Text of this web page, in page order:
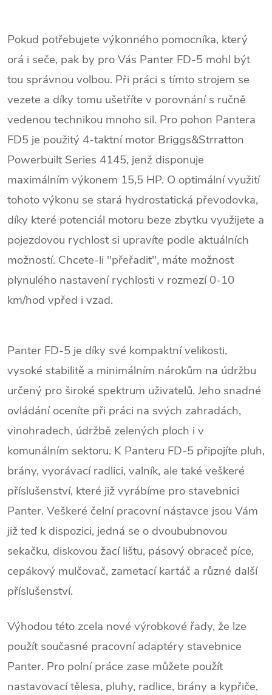
Pokud potřebujete výkonného pomocníka, který
orá i seče, pak by pro Vás Panter FD-5 mohl být
tou správnou volbou. Při práci s tímto strojem se
vezete a díky tomu ušetříte v porovnání s ručně
vedenou technikou mnoho sil. Pro pohon Pantera
FD5 je použitý 4-taktní motor Briggs&Strratton
Powerbuilt Series 4145, jenž disponuje
maximálním výkonem 15,5 HP. O optimální využití
tohoto výkonu se stará hydrostatická převodovka,
díky které potenciál motoru beze zbytku využijete a
pojezdovou rychlost si upravíte podle aktuálních
možností. Chcete-li "přeřadit", máte možnost
plynulého nastavení rychlosti v rozmezí 0-10
km/hod vpřed i vzad.
Panter FD-5 je díky své kompaktní velikosti,
vysoké stabilitě a minimálním nárokům na údržbu
určený pro široké spektrum uživatelů. Jeho snadné
ovládání oceníte při práci na svých zahradách,
vinohradech, údržbě zelených ploch i v
komunálním sektoru. K Panteru FD-5 připojíte pluh,
brány, vyorávací radlici, valník, ale také veškeré
příslušenství, které již vyrábíme pro stavebnici
Panter. Veškeré čelní pracovní nástavce jsou Vám
již teď k dispozici, jedná se o dvoububnovou
sekačku, diskovou žací lištu, pásový obraceč píce,
cepákový mulčovač, zametací kartáč a různé další
příslušenství.
Výhodou této zcela nové výrobkové řady, že lze
použít současné pracovní adaptéry stavebnice
Panter. Pro polní práce zase můžete použít
nastavovací tělesa, pluhy, radlice, brány a kypřiče,